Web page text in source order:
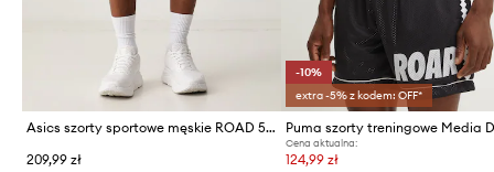
Asics szorty sportowe męskie ROAD 5IN SHORT
209,99 zł
-10%
extra -5% z kodem: OFF*
Cena aktualna:
124,99 zł